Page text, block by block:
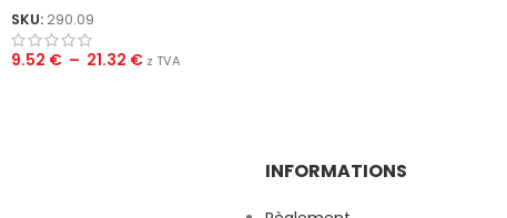
SKU: 290.09
9.52 € – 21.32 € z TVA
INFORMATIONS